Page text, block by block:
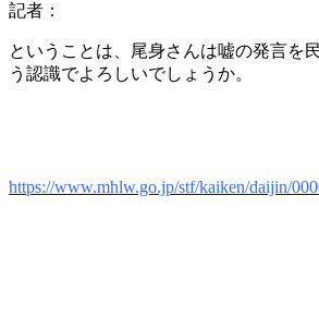
記者：
ということは、尾身さんは嘘の発言を
う認識でよろしいでしょうか。
https://www.mhlw.go.jp/stf/kaiken/daijin/